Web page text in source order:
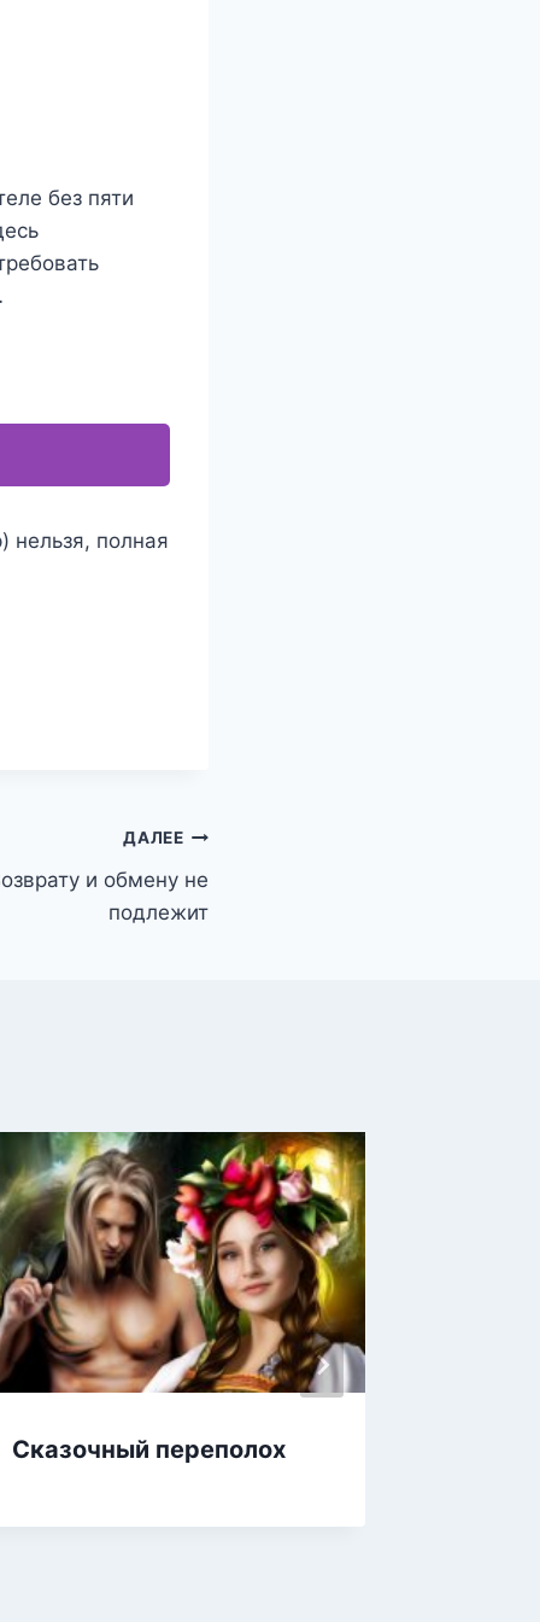
без пяти
нельзя, полная
ДАЛЕЕ
и обмену не
подлежит
Сказочный переполох